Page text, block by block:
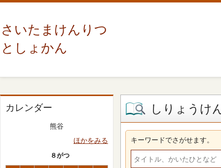
さいたまけんりつ
としょかん
カレンダー
熊谷
ほかをみる
８がつ
しりょうけ
キーワードでさがせます。